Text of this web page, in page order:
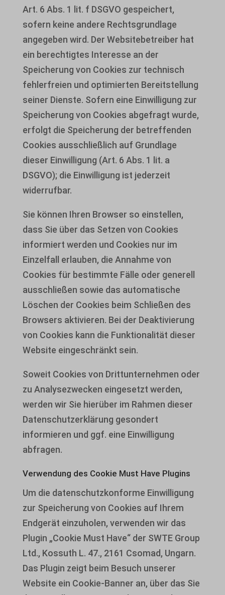
Art. 6 Abs. 1 lit. f DSGVO gespeichert,
sofern keine andere Rechtsgrundlage
angegeben wird. Der Websitebetreiber hat
ein berechtigtes Interesse an der
Speicherung von Cookies zur technisch
fehlerfreien und optimierten Bereitstellung
seiner Dienste. Sofern eine Einwilligung zur
Speicherung von Cookies abgefragt wurde,
erfolgt die Speicherung der betreffenden
Cookies ausschließlich auf Grundlage
dieser Einwilligung (Art. 6 Abs. 1 lit. a
DSGVO); die Einwilligung ist jederzeit
widerrufbar.
Sie können Ihren Browser so einstellen,
dass Sie über das Setzen von Cookies
informiert werden und Cookies nur im
Einzelfall erlauben, die Annahme von
Cookies für bestimmte Fälle oder generell
ausschließen sowie das automatische
Löschen der Cookies beim Schließen des
Browsers aktivieren. Bei der Deaktivierung
von Cookies kann die Funktionalität dieser
Website eingeschränkt sein.
Soweit Cookies von Drittunternehmen oder
zu Analysezwecken eingesetzt werden,
werden wir Sie hierüber im Rahmen dieser
Datenschutzerklärung gesondert
informieren und ggf. eine Einwilligung
abfragen.
Verwendung des Cookie Must Have Plugins
Um die datenschutzkonforme Einwilligung
zur Speicherung von Cookies auf Ihrem
Endgerät einzuholen, verwenden wir das
Plugin „Cookie Must Have“ der SWTE Group
Ltd., Kossuth L. 47., 2161 Csomad, Ungarn.
Das Plugin zeigt beim Besuch unserer
Website ein Cookie-Banner an, über das Sie